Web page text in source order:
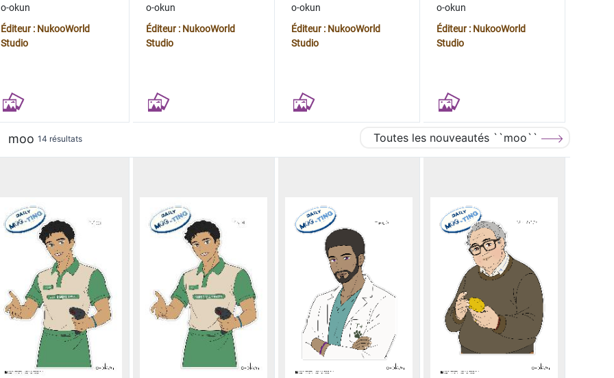
o-okun
Éditeur : NukooWorld
Studio
o-okun
Éditeur : NukooWorld
Studio
o-okun
Éditeur : NukooWorld
Studio
o-okun
Éditeur : NukooWorld
Studio
moo 14 résultats Toutes les nouveautés ``moo``